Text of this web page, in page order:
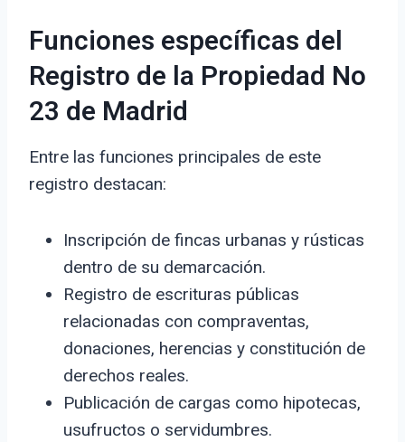
Funciones específicas del
Registro de la Propiedad No
23 de Madrid
Entre las funciones principales de este
registro destacan:
Inscripción de fincas urbanas y rústicas
dentro de su demarcación.
Registro de escrituras públicas
relacionadas con compraventas,
donaciones, herencias y constitución de
derechos reales.
Publicación de cargas como hipotecas,
usufructos o servidumbres.